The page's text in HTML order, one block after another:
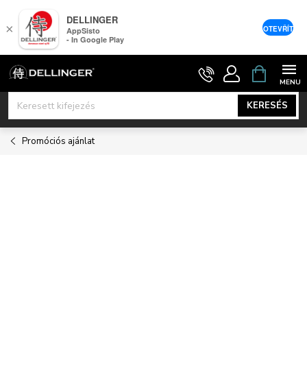
Ugrás
KERESÉS
KOSÁR
Promóciós ajánlat
×
DELLINGER
AppSisto
- In Google Play
OTEVŘÍT